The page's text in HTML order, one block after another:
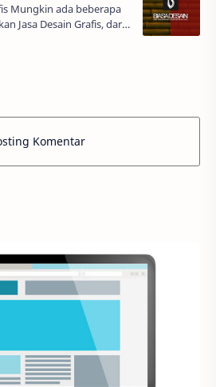
Jasa Desain Grafis, dari
Orang yang tidak tau
mendesain sebu…
Komentar